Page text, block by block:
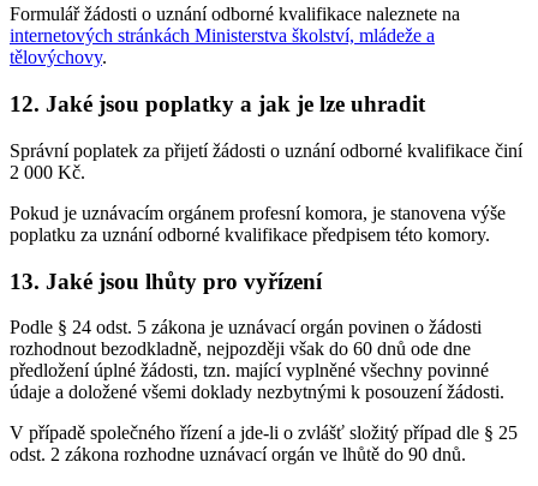
Formulář žádosti o uznání odborné kvalifikace naleznete na
internetových stránkách Ministerstva školství, mládeže a
tělovýchovy.
12. Jaké jsou poplatky a jak je lze uhradit
Správní poplatek za přijetí žádosti o uznání odborné kvalifikace činí
2 000 Kč.
Pokud je uznávacím orgánem profesní komora, je stanovena výše
poplatku za uznání odborné kvalifikace předpisem této komory.
13. Jaké jsou lhůty pro vyřízení
Podle § 24 odst. 5 zákona je uznávací orgán povinen o žádosti
rozhodnout bezodkladně, nejpozději však do 60 dnů ode dne
předložení úplné žádosti, tzn. mající vyplněné všechny povinné
údaje a doložené všemi doklady nezbytnými k posouzení žádosti.
V případě společného řízení a jde-li o zvlášť složitý případ dle § 25
odst. 2 zákona rozhodne uznávací orgán ve lhůtě do 90 dnů.